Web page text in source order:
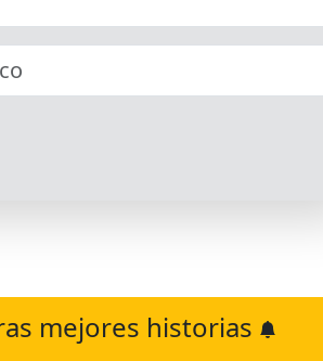
mejores historias